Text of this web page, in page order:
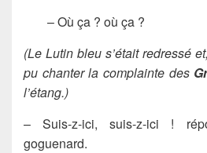
– Où ça ? où ça ?
(Le Lutin bleu s’était redressé
pu chanter la complainte des
l’étang.)
– Suis-z-ici, suis-z-ici !
goguenard.